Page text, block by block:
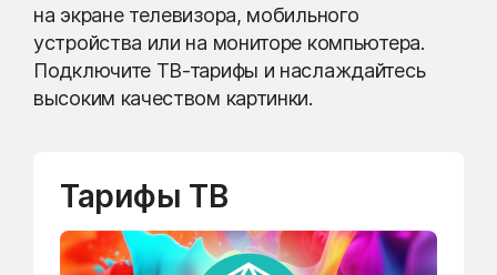
на экране телевизора, мобильного
устройства или на мониторе компьютера.
Подключите ТВ-тарифы и наслаждайтесь
высоким качеством картинки.
Тарифы ТВ